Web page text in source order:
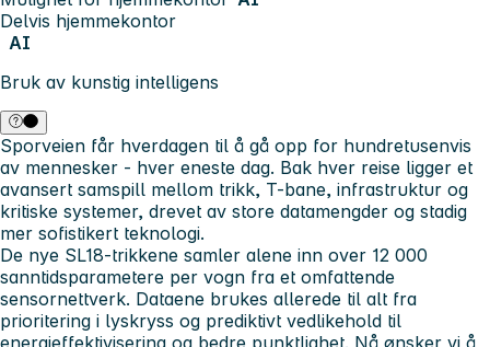
Delvis hjemmekontor
AI
Bruk av kunstig intelligens
Sporveien får hverdagen til å gå opp for hundretusenvis
av mennesker - hver eneste dag. Bak hver reise ligger et
avansert samspill mellom trikk, T-bane, infrastruktur og
kritiske systemer, drevet av store datamengder og stadig
mer sofistikert teknologi.
De nye SL18-trikkene samler alene inn over 12 000
sanntidsparametere per vogn fra et omfattende
sensornettverk. Dataene brukes allerede til alt fra
prioritering i lyskryss og prediktivt vedlikehold til